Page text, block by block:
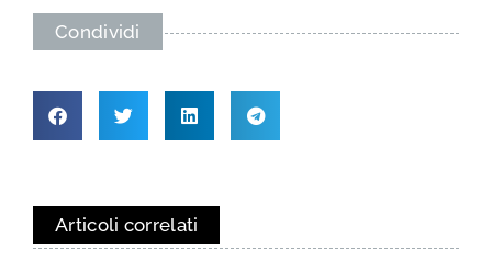
Condividi
Articoli correlati